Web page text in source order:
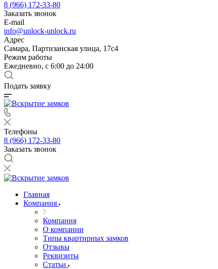
8 (966) 172-33-80
Заказать звонок
E-mail
info@unlock-unlock.ru
Адрес
Самара, Партизанская улица, 17с4
Режим работы
Ежедневно, с 6:00 до 24:00
Подать заявку
Телефоны
8 (966) 172-33-80
Заказать звонок
Главная
Компания
Компания
О компании
Типы квартирных замков
Отзывы
Реквизиты
Статьи